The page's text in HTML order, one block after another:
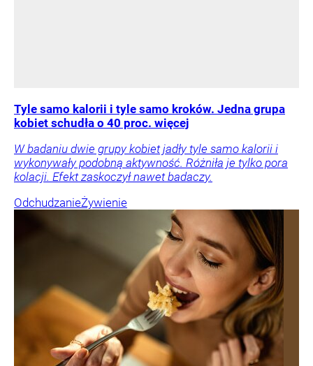
Tyle samo kalorii i tyle samo kroków. Jedna grupa
kobiet schudła o 40 proc. więcej
W badaniu dwie grupy kobiet jadły tyle samo kalorii i
wykonywały podobną aktywność. Różniła je tylko pora
kolacji. Efekt zaskoczył nawet badaczy.
OdchudzanieŻywienie